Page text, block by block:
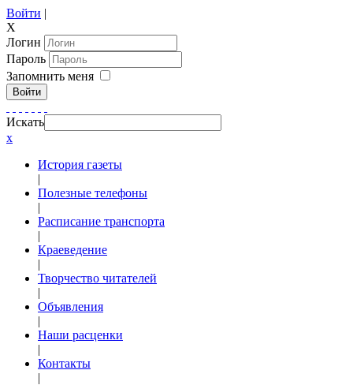
Войти |
X
Логин
Пароль
Запомнить меня
Войти
Искать
x
История газеты
|
Полезные телефоны
|
Расписание транспорта
|
Краеведение
|
Творчество читателей
|
Объявления
|
Наши расценки
|
Контакты
|